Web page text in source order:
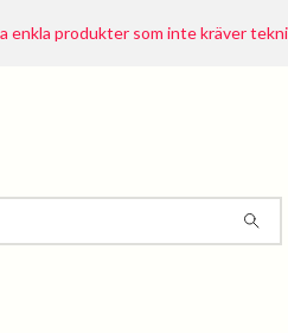
enkla produkter som inte kräver